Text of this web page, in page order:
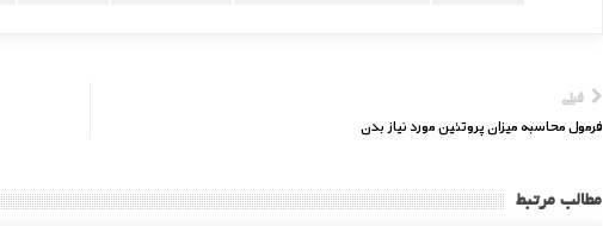
قبلی
فرمول محاسبه میزان پروتئین مورد نیاز بدن
مطالب مرتبط